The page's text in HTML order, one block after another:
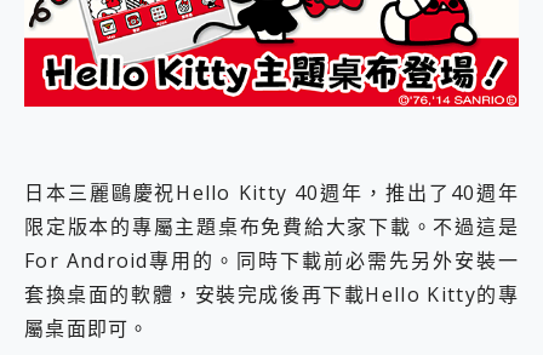
自帶線的 有線無線都能充 ONPRO MagReact M5 10000mAh 5合1 磁吸無線急速行動電源 開箱 評測
飛利浦 JS7310 ⚡【電急便｜行動儲能救車電源】 可靠的旅行夥伴！帶給您優異的安全性與強大供電效能
是螢幕也是電視! 一機超多用途「MSI微星 Modern MD272UPSW 27型」 4K IPS 輕薄商用智慧聯網螢幕 開箱 評測
您的專屬AI 助手 Yoga Slim 7 Aura Edition 觸控AI筆電 開箱 評測
好玩好拍 vivo V50 ~ 口袋裡的 Zeiss 潮流攝影棚!
25種洗烘模式一機搞定! Roborock 衣莉莎白 H1 Neo分子篩洗脫烘 AI 滾筒洗衣機
給 MSI Claw 系列電競掌機 最完美的家 MSI Nest Docking Station 掌機專屬擴充底座 開箱 評測
B&O 精品級音響! Home+ 中嘉寬頻 SoundBox 劇院串流盒 開箱 評測
2億 APO蔡司長焦神機降臨~ vivo X200 Pro、vivo X200 就是這麼好拍
日本三麗鷗慶祝Hello Kitty 40週年，推出了40週年
限定版本的專屬主題桌布免費給大家下載。不過這是
For Android專用的。同時下載前必需先另外安裝一
套換桌面的軟體，安裝完成後再下載Hello Kitty的專
屬桌面即可。